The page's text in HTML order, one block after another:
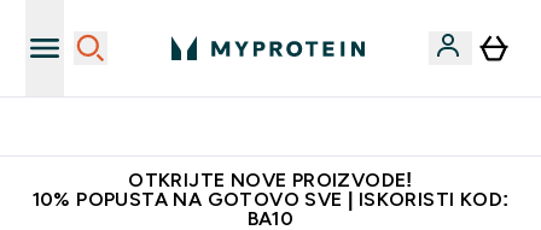
OTKRIJTE NOVE PROIZVODE!
10% POPUSTA NA GOTOVO SVE | ISKORISTI KOD:
BA10